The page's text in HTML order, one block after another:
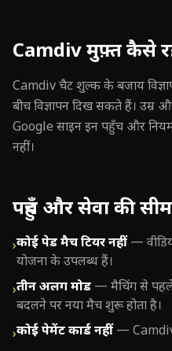
Camdiv मुफ़्त कैसे
Camdiv चैट शुल्क के बजाय
बीच विज्ञापन दिख सकते हैं।
Google साइन इन पहुँच और
नहीं।
पहुँच और सेवा की
›कोई पेड मैच टियर नहीं —
योजना के उपलब्ध हैं।
›तीन अलग मोड — मैचिंग से पहले
बदलने पर नया मैच शुरू होता है।
›कोई पेमेंट कार्ड नहीं —